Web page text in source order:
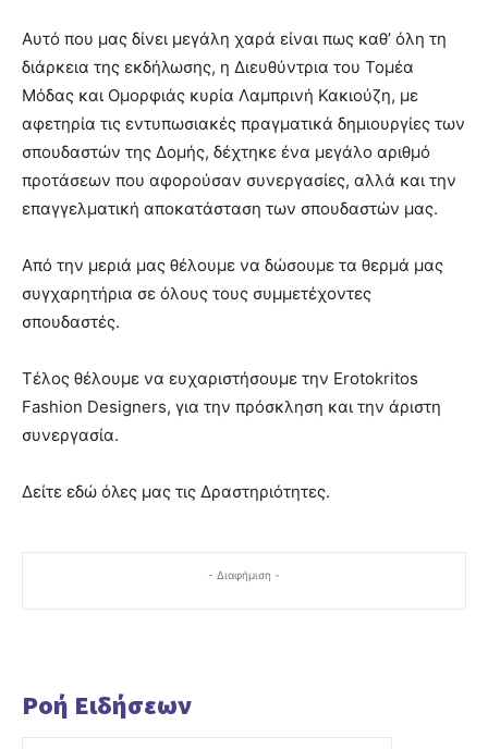
Αυτό που μας δίνει μεγάλη χαρά είναι πως καθ’ όλη τη
διάρκεια της εκδήλωσης, η Διευθύντρια του Τομέα
Μόδας και Ομορφιάς κυρία Λαμπρινή Κακιούζη, με
αφετηρία τις εντυπωσιακές πραγματικά δημιουργίες των
σπουδαστών της Δομής, δέχτηκε ένα μεγάλο αριθμό
προτάσεων που αφορούσαν συνεργασίες, αλλά και την
επαγγελματική αποκατάσταση των σπουδαστών μας.
Από την μεριά μας θέλουμε να δώσουμε τα θερμά μας
συγχαρητήρια σε όλους τους συμμετέχοντες
σπουδαστές.
Τέλος θέλουμε να ευχαριστήσουμε την Erotokritos
Fashion Designers, για την πρόσκληση και την άριστη
συνεργασία.
Δείτε εδώ όλες μας τις Δραστηριότητες.
- Διαφήμιση -
Ροή Ειδήσεων